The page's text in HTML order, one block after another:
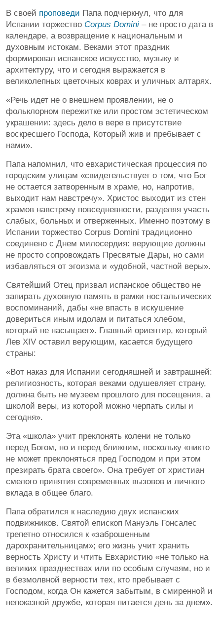
В своей проповеди Папа подчеркнул, что для
Испании торжество Corpus Domini – не просто дата в
календаре, а возвращение к национальным и
духовным истокам. Веками этот праздник
формировал испанское искусство, музыку и
архитектуру, что и сегодня выражается в
великолепных цветочных коврах и уличных алтарях.
«Речь идет не о внешнем проявлении, не о
фольклорном пережитке или простом эстетическом
украшении: здесь дело в вере в присутствие
воскресшего Господа, Который жив и пребывает с
нами».
Папа напомнил, что евхаристическая процессия по
городским улицам «свидетельствует о том, что Бог
не остается затворенным в храме, но, напротив,
выходит нам навстречу». Христос выходит из стен
храмов навстречу повседневности, разделяя участь
слабых, больных и отверженных. Именно поэтому в
Испании торжество Corpus Domini традиционно
соединено с Днем милосердия: верующие должны
не просто сопровождать Пресвятые Дары, но сами
избавляться от эгоизма и «удобной, частной веры».
Святейший Отец призвал испанское общество не
запирать духовную память в рамки ностальгических
воспоминаний, дабы «не впасть в искушение
довериться иным идолам и питаться хлебом,
который не насыщает». Главный ориентир, который
Лев XIV оставил верующим, касается будущего
страны:
«Вот наказ для Испании сегодняшней и завтрашней:
религиозность, которая веками одушевляет страну,
должна быть не музеем прошлого для посещения, а
школой веры, из которой можно черпать силы и
сегодня».
Эта «школа» учит преклонять колени не только
перед Богом, но и перед ближним, поскольку «никто
не может преклоняться пред Господом и при этом
презирать брата своего». Она требует от христиан
смелого принятия современных вызовов и личного
вклада в общее благо.
Папа обратился к наследию двух испанских
подвижников. Святой епископ Мануэль Гонсалес
трепетно относился к «заброшенным
дарохранительницам»; его жизнь учит хранить
верность Христу и чтить Евхаристию «не только на
великих празднествах или по особым случаям, но и
в безмолвной верности тех, кто пребывает с
Господом, когда Он кажется забытым, в смиренной и
непоказной дружбе, которая питается день за днем».